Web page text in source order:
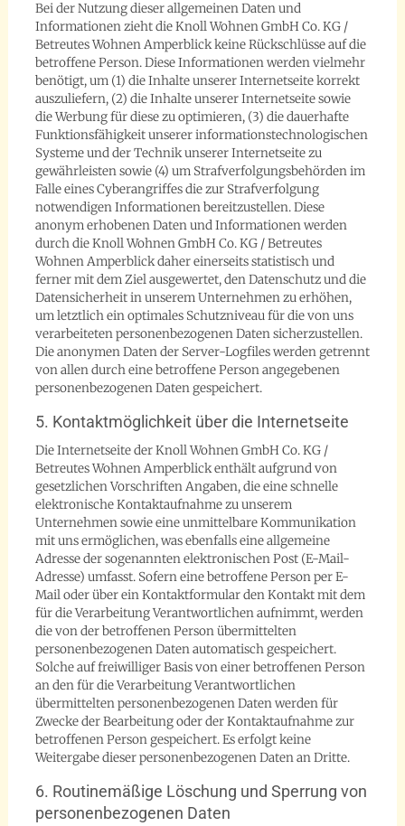
Bei der Nutzung dieser allgemeinen Daten und
Informationen zieht die Knoll Wohnen GmbH Co. KG /
Betreutes Wohnen Amperblick keine Rückschlüsse auf die
betroffene Person. Diese Informationen werden vielmehr
benötigt, um (1) die Inhalte unserer Internetseite korrekt
auszuliefern, (2) die Inhalte unserer Internetseite sowie
die Werbung für diese zu optimieren, (3) die dauerhafte
Funktionsfähigkeit unserer informationstechnologischen
Systeme und der Technik unserer Internetseite zu
gewährleisten sowie (4) um Strafverfolgungsbehörden im
Falle eines Cyberangriffes die zur Strafverfolgung
notwendigen Informationen bereitzustellen. Diese
anonym erhobenen Daten und Informationen werden
durch die Knoll Wohnen GmbH Co. KG / Betreutes
Wohnen Amperblick daher einerseits statistisch und
ferner mit dem Ziel ausgewertet, den Datenschutz und die
Datensicherheit in unserem Unternehmen zu erhöhen,
um letztlich ein optimales Schutzniveau für die von uns
verarbeiteten personenbezogenen Daten sicherzustellen.
Die anonymen Daten der Server-Logfiles werden getrennt
von allen durch eine betroffene Person angegebenen
personenbezogenen Daten gespeichert.
5. Kontaktmöglichkeit über die Internetseite
Die Internetseite der Knoll Wohnen GmbH Co. KG /
Betreutes Wohnen Amperblick enthält aufgrund von
gesetzlichen Vorschriften Angaben, die eine schnelle
elektronische Kontaktaufnahme zu unserem
Unternehmen sowie eine unmittelbare Kommunikation
mit uns ermöglichen, was ebenfalls eine allgemeine
Adresse der sogenannten elektronischen Post (E-Mail-
Adresse) umfasst. Sofern eine betroffene Person per E-
Mail oder über ein Kontaktformular den Kontakt mit dem
für die Verarbeitung Verantwortlichen aufnimmt, werden
die von der betroffenen Person übermittelten
personenbezogenen Daten automatisch gespeichert.
Solche auf freiwilliger Basis von einer betroffenen Person
an den für die Verarbeitung Verantwortlichen
übermittelten personenbezogenen Daten werden für
Zwecke der Bearbeitung oder der Kontaktaufnahme zur
betroffenen Person gespeichert. Es erfolgt keine
Weitergabe dieser personenbezogenen Daten an Dritte.
6. Routinemäßige Löschung und Sperrung von
personenbezogenen Daten